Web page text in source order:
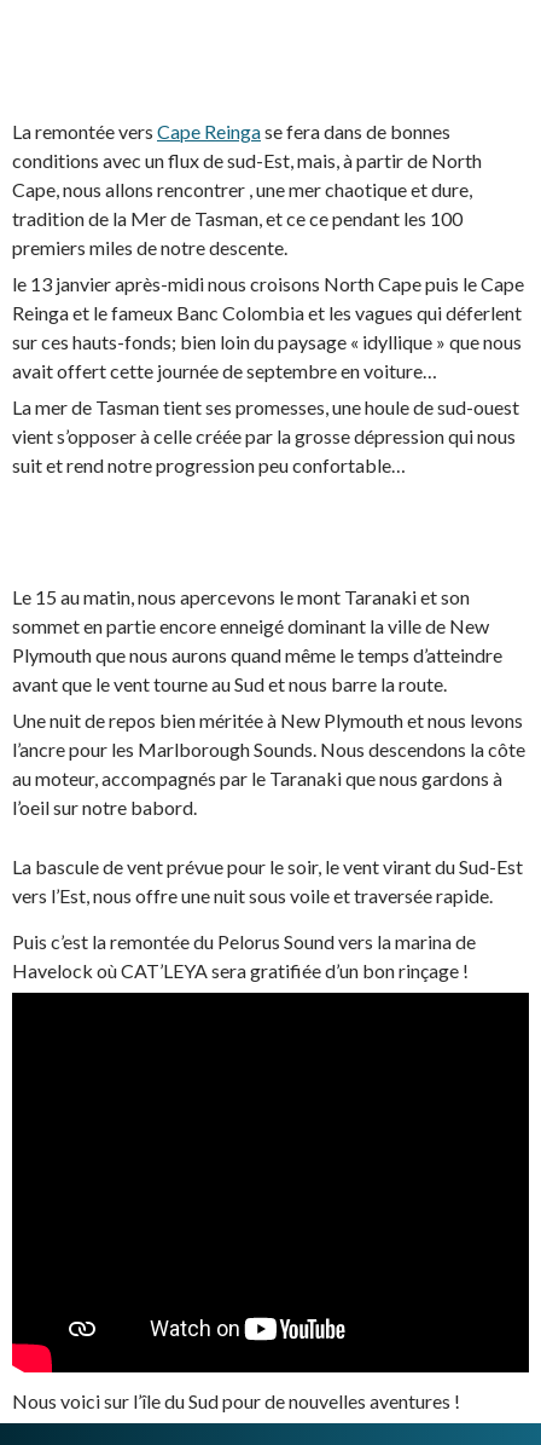
La remontée vers Cape Reingase fera dans de bonnes
conditions avec un flux de sud-Est, mais, à partir de North
Cape, nous allons rencontrer , une mer chaotique et dure,
tradition de la Mer de Tasman, et ce ce pendant les 100
premiers miles de notre descente.
le 13 janvier après-midi nous croisons North Cape puis le Cape
Reinga et le fameux Banc Colombia et les vagues qui déferlent
sur ces hauts-fonds; bien loin du paysage « idyllique » que nous
avait offert cette journée de septembre en voiture…
La mer de Tasman tient ses promesses, une houle de sud-ouest
vient s’opposer à celle créée par la grosse dépression qui nous
suit et rend notre progression peu confortable…
Le 15 au matin, nous apercevons le mont Taranaki et son
sommet en partie encore enneigé dominant la ville de New
Plymouth que nous aurons quand même le temps d’atteindre
avant que le vent tourne au Sud et nous barre la route.
Une nuit de repos bien méritée à New Plymouth et nous levons
l’ancre pour les Marlborough Sounds. Nous descendons la côte
au moteur, accompagnés par le Taranaki que nous gardons à
l’oeil sur notre babord.
La bascule de vent prévue pour le soir, le vent virant du Sud-Est
vers l’Est, nous offre une nuit sous voile et traversée rapide.
Puis c’est la remontée du Pelorus Sound vers la marina de
Havelock où CAT’LEYA sera gratifiée d’un bon rinçage !
Nous voici sur l’île du Sud pour de nouvelles aventures !